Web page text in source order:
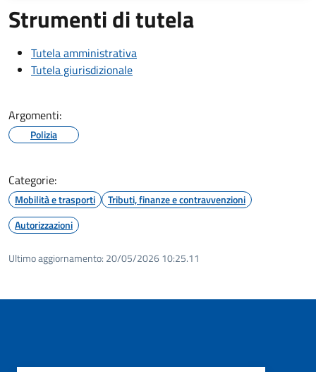
Strumenti di tutela
Tutela amministrativa
Tutela giurisdizionale
Argomenti:
Polizia
Categorie:
Mobilità e trasporti
Tributi, finanze e contravvenzioni
Autorizzazioni
Ultimo aggiornamento: 20/05/2026 10:25.11